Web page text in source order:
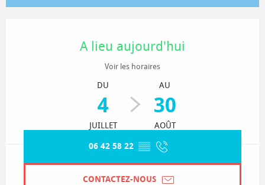
A lieu aujourd'hui
Voir les horaires
DU
4
JUILLET
AU
30
AOÛT
06 42 58 22 ▒▒
CONTACTEZ-NOUS